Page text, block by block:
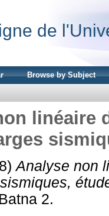
de
Browse by Subject
linéaire
Analyse non
2.